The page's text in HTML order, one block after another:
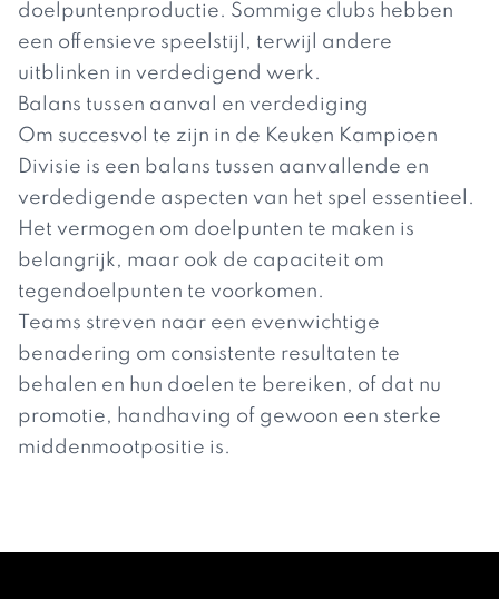
doelpuntenproductie. Sommige clubs hebben
een offensieve speelstijl, terwijl andere
uitblinken in verdedigend werk.
Balans tussen aanval en verdediging
Om succesvol te zijn in de Keuken Kampioen
Divisie is een balans tussen aanvallende en
verdedigende aspecten van het spel essentieel.
Het vermogen om doelpunten te maken is
belangrijk, maar ook de capaciteit om
tegendoelpunten te voorkomen.
Teams streven naar een evenwichtige
benadering om consistente resultaten te
behalen en hun doelen te bereiken, of dat nu
promotie, handhaving of gewoon een sterke
middenmootpositie is.